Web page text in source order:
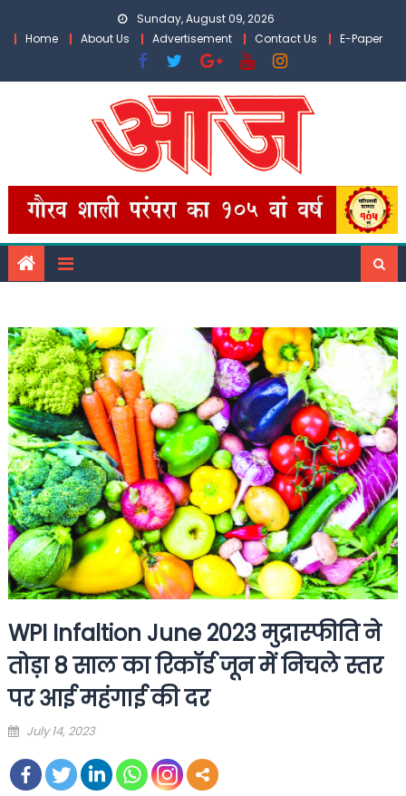
Sunday, August 09, 2026
Home
About Us Advertisement Contact Us E-Paper
WPI Infaltion June 2023 मुद्रास्फीति ने
तोड़ा 8 साल का रिकॉर्ड जून में निचले स्तर
पर आई महंगाई की दर
Posted
July 14, 2023